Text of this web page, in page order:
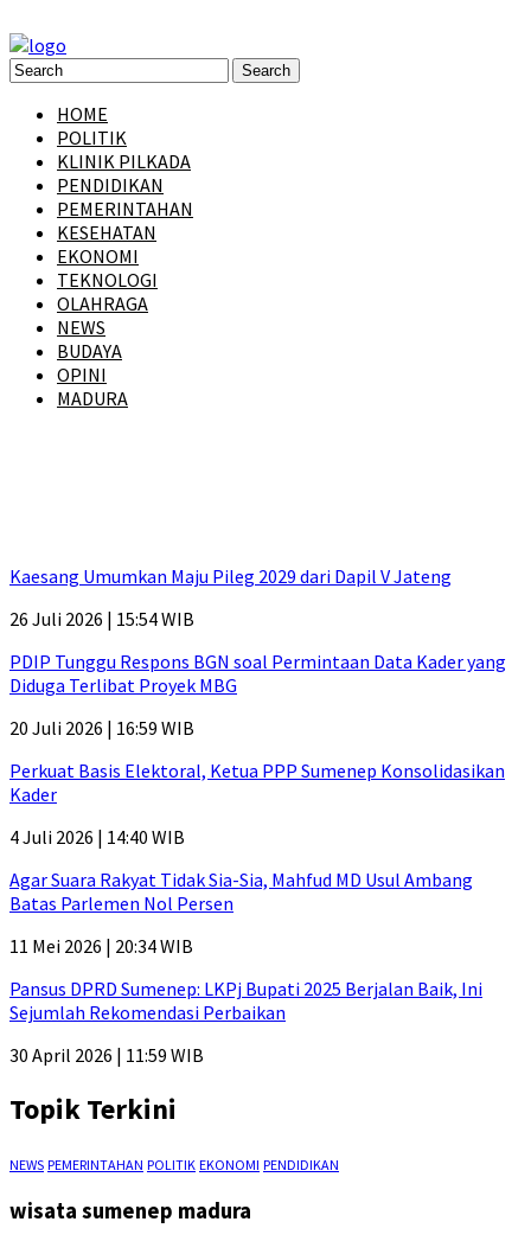
HOME
POLITIK
KLINIK PILKADA
PENDIDIKAN
PEMERINTAHAN
KESEHATAN
EKONOMI
TEKNOLOGI
OLAHRAGA
NEWS
BUDAYA
OPINI
MADURA
Kaesang Umumkan Maju Pileg 2029 dari Dapil V Jateng
26 Juli 2026 | 15:54 WIB
PDIP Tunggu Respons BGN soal Permintaan Data Kader yang
Diduga Terlibat Proyek MBG
20 Juli 2026 | 16:59 WIB
Perkuat Basis Elektoral, Ketua PPP Sumenep Konsolidasikan
Kader
4 Juli 2026 | 14:40 WIB
Agar Suara Rakyat Tidak Sia-Sia, Mahfud MD Usul Ambang
Batas Parlemen Nol Persen
11 Mei 2026 | 20:34 WIB
Pansus DPRD Sumenep: LKPj Bupati 2025 Berjalan Baik, Ini
Sejumlah Rekomendasi Perbaikan
30 April 2026 | 11:59 WIB
Topik Terkini
NEWS PEMERINTAHAN POLITIK EKONOMI PENDIDIKAN
wisata sumenep madura